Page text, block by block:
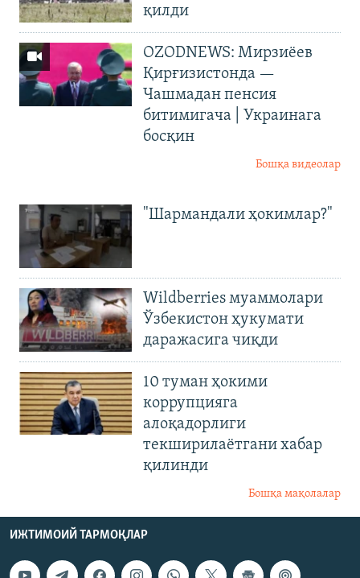
қилди
OZODNEWS: Мирзиёев
Қирғизистонда —
Чашмадан пенсия
битимигача | Украинага
босқин
Бошқа видеолар
"Шармандали ҳокимлар?"
Wildberries муаммолари
Ўзбекистон ҳукумати
даражасига чиқди
10 туман ҳокими
коррупцияга
алоқадорлиги
текширилаётгани хабар
қилинди
Бошқа мақолалар
ИЖТИМОИЙ ТАРМОҚЛАР